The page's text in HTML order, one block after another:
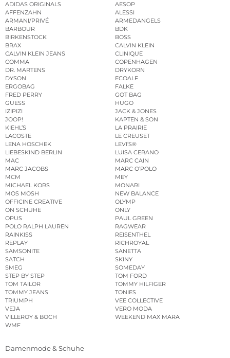
ADIDAS ORIGINALS
AESOP
AFFENZAHN
ALESSI
ARMANI/PRIVÉ
ARMEDANGELS
BARBOUR
BDK
BIRKENSTOCK
BOSS
BRAX
CALVIN KLEIN
CALVIN KLEIN JEANS
CLINIQUE
COMMA
COPENHAGEN
DR. MARTENS
DRYKORN
DYSON
ECOALF
ERGOBAG
FALKE
FRED PERRY
GOT BAG
GUESS
HUGO
IZIPIZI
JACK & JONES
JOOP!
KAPTEN & SON
KIEHL’S
LA PRAIRIE
LACOSTE
LE CREUSET
LENA HOSCHEK
LEVI’S®
LIEBESKIND BERLIN
LUISA CERANO
MAC
MARC CAIN
MARC JACOBS
MARC O’POLO
MCM
MEY
MICHAEL KORS
MONARI
MOS MOSH
NEW BALANCE
OFFICINE CREATIVE
OLYMP
ON SCHUHE
ONLY
OPUS
PAUL GREEN
POLO RALPH LAUREN
RAGWEAR
RAINKISS
REISENTHEL
REPLAY
RICHROYAL
SAMSONITE
SANETTA
SATCH
SKINY
SMEG
SOMEDAY
STEP BY STEP
TOM FORD
TOM TAILOR
TOMMY HILFIGER
TOMMY JEANS
TONIES
TRIUMPH
VEE COLLECTIVE
VEJA
VERO MODA
VILLEROY & BOCH
WEEKEND MAX MARA
WMF
Damenmode & Schuhe